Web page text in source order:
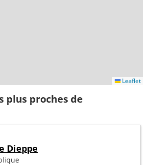
Leaflet
plus proches de
Dieppe